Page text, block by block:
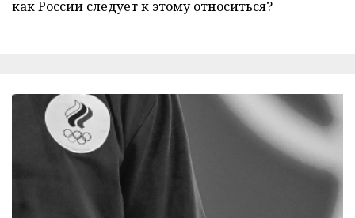
как России следует к этому относиться?